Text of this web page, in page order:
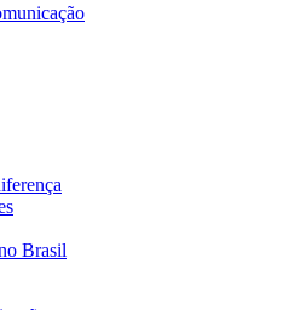
Brasil